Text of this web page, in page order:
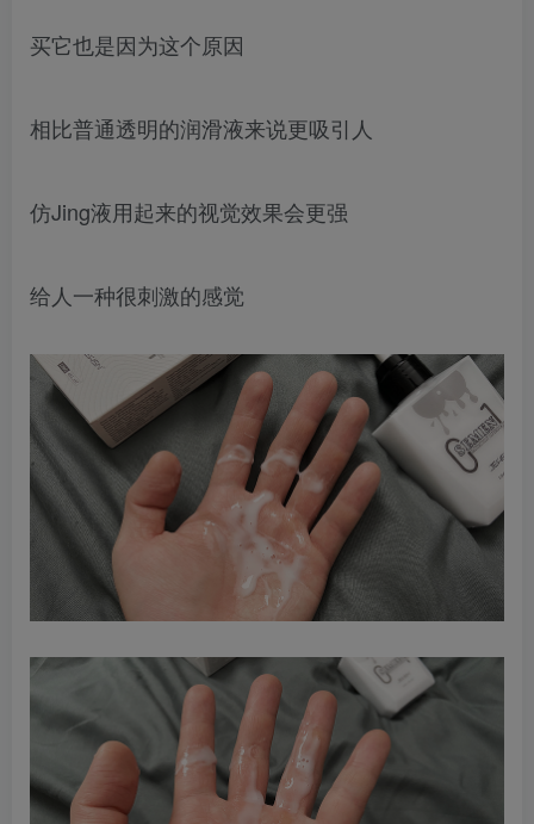
买它也是因为这个原因
相比普通透明的润滑液来说更吸引人
仿Jing液用起来的视觉效果会更强
给人一种很刺激的感觉